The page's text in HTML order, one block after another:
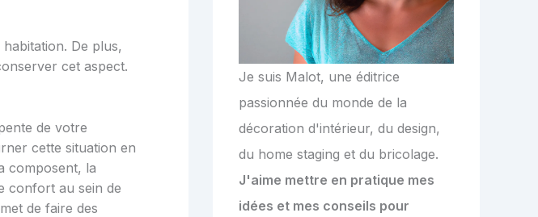
De plus,
cet aspect.
de votre
cette situation en
composent, la
confort au sein de
de faire des
Je suis Malot, une éditrice
passionnée du monde de la
décoration d'intérieur, du design,
du home staging et du bricolage.
J'aime mettre en pratique mes
idées et mes conseils pour